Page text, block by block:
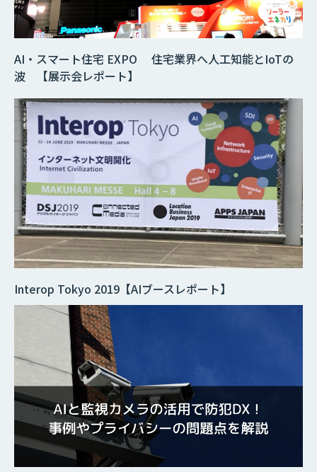
AI・スマート住宅 EXPO 住宅業界へ人工知能とIoTの
波 【展示会レポート】
Interop Tokyo 2019【AIブースレポート】